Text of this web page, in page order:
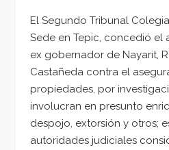
El Segundo Tribunal
Sede en Tepic, concedió el
ex gobernador de Nayarit,
Castañeda contra el
propiedades, por
involucran en presunto
despojo, extorsión y otros;
autoridades judiciales